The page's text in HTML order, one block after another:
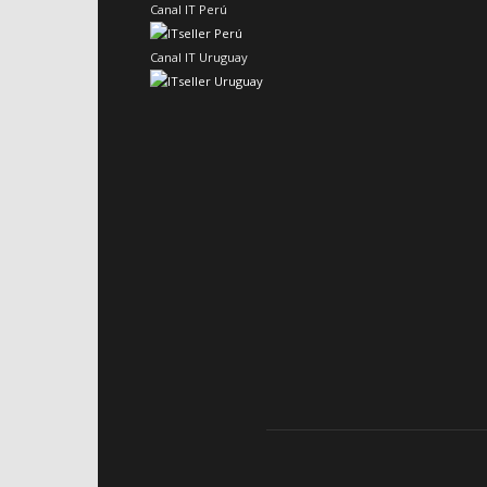
Canal IT Perú
Canal IT Uruguay